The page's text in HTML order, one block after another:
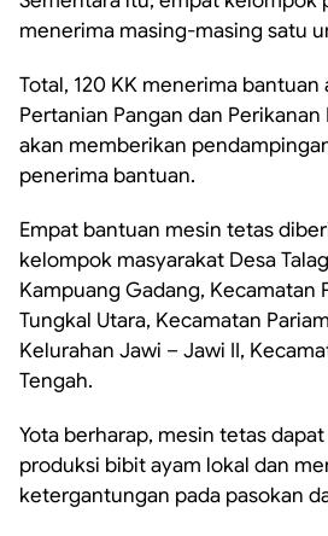
menerima masing-masing satu
Total, 120 KK menerima bantuan
Pertanian Pangan dan
akan memberikan
penerima bantuan.
Empat bantuan mesin tetas
kelompok masyarakat Desa
Kampuang Gadang, Kecamatan
Tungkal Utara, Kecamatan
Kelurahan Jawi – Jawi II,
Tengah.
Yota berharap, mesin tetas
produksi bibit ayam lokal dan
ketergantungan pada pasokan